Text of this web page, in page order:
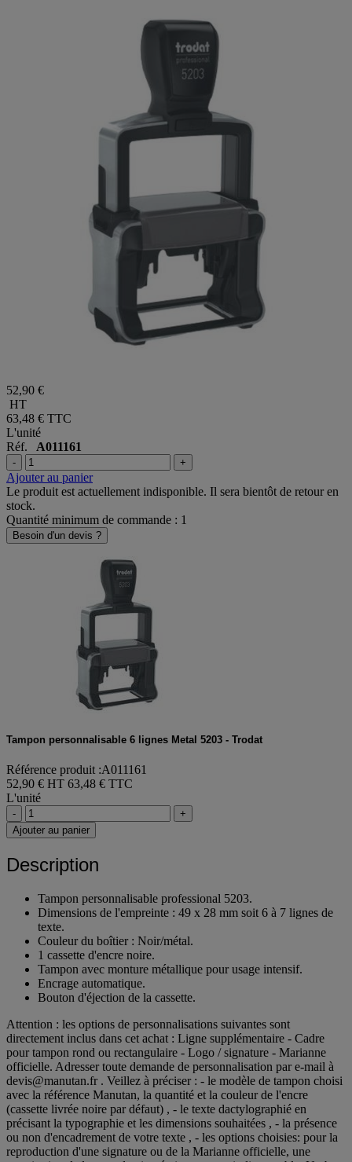
52,90 €
HT
63,48 € TTC
L'unité
Réf. A011161
- +
Ajouter au panier
Le produit est actuellement indisponible. Il sera bientôt de retour en
stock.
Quantité minimum de commande : 1
Besoin d'un devis ?
Tampon personnalisable 6 lignes Metal 5203 - Trodat
Référence produit :A011161
52,90 € HT 63,48 € TTC
L'unité
-
+
Ajouter au panier
Description
Tampon personnalisable professional 5203.
Dimensions de l'empreinte : 49 x 28 mm soit 6 à 7 lignes de
texte.
Couleur du boîtier : Noir/métal.
1 cassette d'encre noire.
Tampon avec monture métallique pour usage intensif.
Encrage automatique.
Bouton d'éjection de la cassette.
Attention : les options de personnalisations suivantes sont
directement inclus dans cet achat : Ligne supplémentaire - Cadre
pour tampon rond ou rectangulaire - Logo / signature - Marianne
officielle. Adresser toute demande de personnalisation par e-mail à
devis@manutan.fr . Veillez à préciser : - le modèle de tampon choisi
avec la référence Manutan, la quantité et la couleur de l'encre
(cassette livrée noire par défaut) , - le texte dactylographié en
précisant la typographie et les dimensions souhaitées , - la présence
ou non d'encadrement de votre texte , - les options choisies: pour la
reproduction d'une signature ou de la Marianne officielle, une